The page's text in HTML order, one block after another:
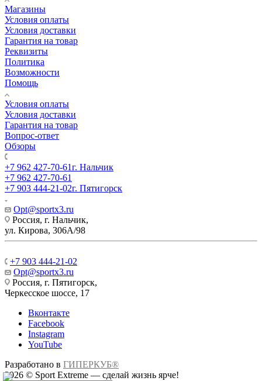
Магазины
Условия оплаты
Условия доставки
Гарантия на товар
Реквизиты
Политика
Возможности
Помощь
Условия оплаты
Условия доставки
Гарантия на товар
Вопрос-ответ
Обзоры
+7 962 427-70-61г. Нальчик
+7 962 427-70-61
+7 903 444-21-02г. Пятигорск
Opt@sportx3.ru
Россия, г. Нальчик,
ул. Кирова, 306А/98
+7 903 444-21-02
Opt@sportx3.ru
Россия, г. Пятигорск,
Черкесское шоссе, 17
Вконтакте
Facebook
Instagram
YouTube
Разработано в ГИПЕРКУБ®
2026 © Sport Extreme — сделай жизнь ярче!